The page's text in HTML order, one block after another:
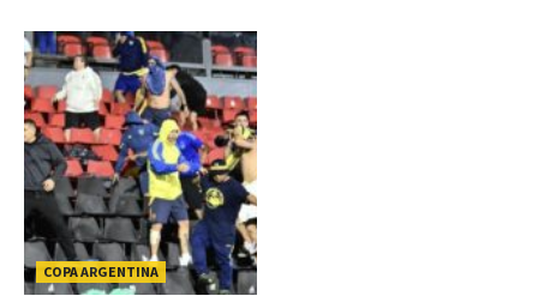
COPA ARGENTINA